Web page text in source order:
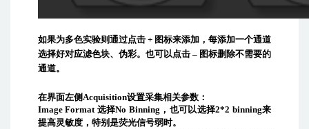
如果为多色实验则通过点击 + 图标来添加，每添加一个通道
选择好对应滤色块、伪彩。也可以点击 – 图标删除不需要的
通道。
在界面左侧Acquisition设置采集相关参数：
Image Format 选择No Binning ，也可以选择2*2 binning来
提高灵敏度，特别是荧光信号弱时。